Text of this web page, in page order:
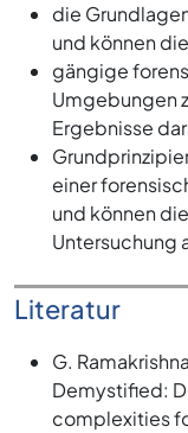
die
und können
gängige
Umgebungen
Ergebnisse
einer
und können
Untersuchung
Literatur
G.
Demystified:
complexities